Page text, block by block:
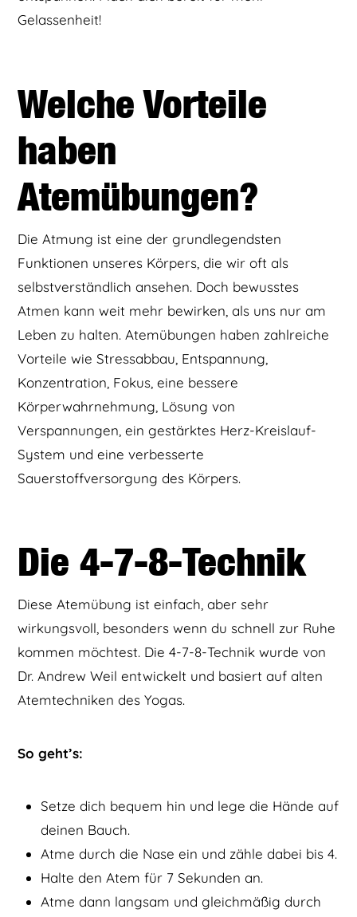
Gelassenheit!
Welche Vorteile
haben
Atemübungen?
Die Atmung ist eine der grundlegendsten
Funktionen unseres Körpers, die wir oft als
selbstverständlich ansehen. Doch bewusstes
Atmen kann weit mehr bewirken, als uns nur am
Leben zu halten. Atemübungen haben zahlreiche
Vorteile wie Stressabbau, Entspannung,
Konzentration, Fokus, eine bessere
Körperwahrnehmung, Lösung von
Verspannungen, ein gestärktes Herz-Kreislauf-
System und eine verbesserte
Sauerstoffversorgung des Körpers.
Die 4-7-8-Technik
Diese Atemübung ist einfach, aber sehr
wirkungsvoll, besonders wenn du schnell zur Ruhe
kommen möchtest. Die 4-7-8-Technik wurde von
Dr. Andrew Weil entwickelt und basiert auf alten
Atemtechniken des Yogas.
So geht’s:
Setze dich bequem hin und lege die Hände auf
deinen Bauch.
Atme durch die Nase ein und zähle dabei bis 4.
Halte den Atem für 7 Sekunden an.
Atme dann langsam und gleichmäßig durch